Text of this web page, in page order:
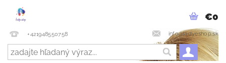
+421948550758 info@ladyeshop.sk
€0